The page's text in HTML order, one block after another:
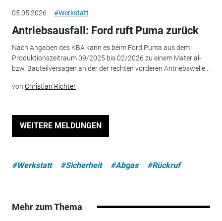
05.05.2026 #Werkstatt
Antriebsausfall: Ford ruft Puma zurück
Nach Angaben des KBA kann es beim Ford Puma aus dem
Produktionszeitraum 09/2025 bis 02/2026 zu einem Material-
bzw. Bauteilversagen an der der rechten vorderen Antriebswelle...
von Christian Richter
WEITERE MELDUNGEN
#Werkstatt #Sicherheit #Abgas #Rückruf
Mehr zum Thema